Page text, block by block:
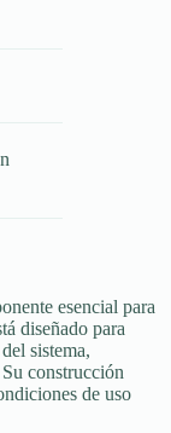
esencial para
diseñado para
sistema,
construcción
de uso